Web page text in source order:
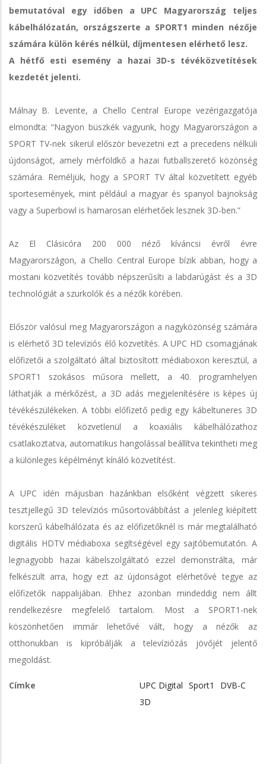
bemutatóval egy időben a UPC Magyarország teljes
kábelhálózatán, országszerte a SPORT1 minden nézője
számára külön kérés nélkül, díjmentesen elérhető lesz.
A hétfő esti esemény a hazai 3D-s tévéközvetítések
kezdetét jelenti.
Málnay B. Levente, a Chello Central Europe vezérigazgatója
elmondta: “Nagyon büszkék vagyunk, hogy Magyarországon a
SPORT TV-nek sikerül először bevezetni ezt a precedens nélküli
újdonságot, amely mérföldkő a hazai futballszerető közönség
számára. Reméljük, hogy a SPORT TV által közvetített egyéb
sportesemények, mint például a magyar és spanyol bajnokság
vagy a Superbowl is hamarosan elérhetőek lesznek 3D-ben.”
Az El Clásicóra 200 000 néző kíváncsi évről évre
Magyarországon, a Chello Central Europe bízik abban, hogy a
mostani közvetítés tovább népszerűsíti a labdarúgást és a 3D
technológiát a szurkolók és a nézők körében.
Először valósul meg Magyarországon a nagyközönség számára
is elérhető 3D televíziós élő közvetítés. A UPC HD csomagjának
előfizetői a szolgáltató által biztosított médiaboxon keresztül, a
SPORT1 szokásos műsora mellett, a 40. programhelyen
láthatják a mérkőzést, a 3D adás megjelenítésére is képes új
tévékészülékeken. A többi előfizető pedig egy kábeltuneres 3D
tévékészüléket közvetlenül a koaxiális kábelhálózathoz
csatlakoztatva, automatikus hangolással beállítva tekintheti meg
a különleges képélményt kínáló közvetítést.
A UPC idén májusban hazánkban elsőként végzett sikeres
tesztjellegű 3D televíziós műsortovábbítást a jelenleg kiépített
korszerű kábelhálózata és az előfizetőknél is már megtalálható
digitális HDTV médiaboxa segítségével egy sajtóbemutatón. A
legnagyobb hazai kábelszolgáltató ezzel demonstrálta, már
felkészült arra, hogy ezt az újdonságot elérhetővé tegye az
előfizetők nappalijában. Ehhez azonban mindeddig nem állt
rendelkezésre megfelelő tartalom. Most a SPORT1-nek
köszönhetően immár lehetővé vált, hogy a nézők az
otthonukban is kipróbálják a televíziózás jövőjét jelentő
megoldást.
Címke UPC Digital Sport1
DVB-C
3D